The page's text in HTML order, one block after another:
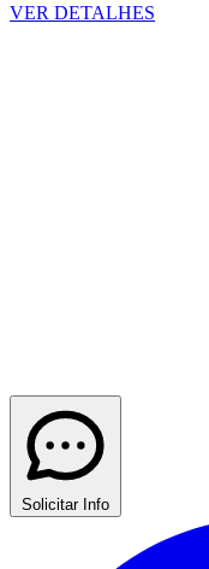
VER DETALHES
Solicitar Info